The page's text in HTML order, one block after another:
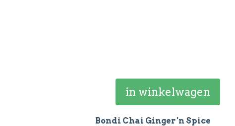
in winkelwagen
Bondi Chai Ginger 'n Spice